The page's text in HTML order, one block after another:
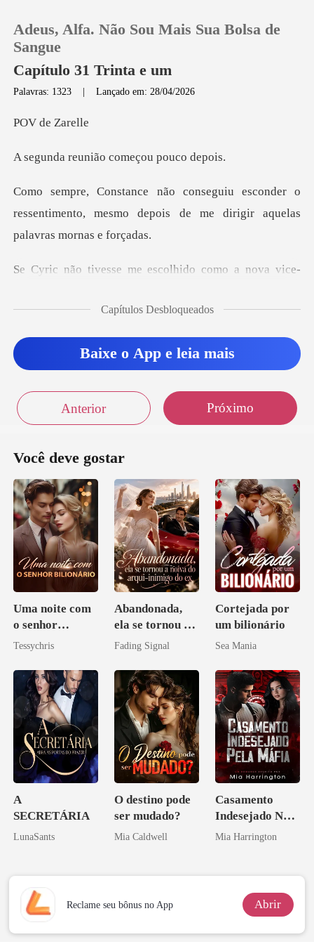
Baixar App
Adeus, Alfa. Não Sou Mais Sua Bolsa de
Sangue
Capítulo 31 Trinta e um
Palavras: 1323 |Lançado em: 28/04/2026
de Z
nião começou
nder o
ressentimento, mesmo depois de me
para
Capítulos Desbloqueados
Baixe o App e leia mais
Anterior Próximo
Você deve gostar
Uma noite com
o senhor
Bilionário
Tessychris
Abandonada,
ela se tornou a
noiva do arqui-
Fading Signal
Cortejada por
um bilionário
Sea Mania
A
SECRETÁRIA
LunaSants
O destino pode
ser mudado?
Mia Caldwell
Casamento
Indesejado Na
Máfia
Mia Harrington
Reclame seu bônus no App Abrir